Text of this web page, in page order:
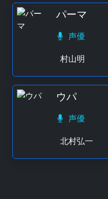
パーマ
声優
村山明
ウパ
声優
北村弘一